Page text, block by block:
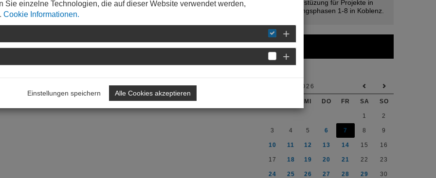
mbH (DGWZ)
2026 Unterstüzung für Projekte in
den Leistungsphasen 1-8 in Koblenz.
Kalender
AUGUST 2026
MI DO FR SA SO
1 2
3 4 5 6 7 8 9
10 11 12 13 14 15 16
17 18 19 20 21 22 23
24 25 26 27 28 29 30
Sie einzelne Technologien, die auf dieser Website verwendet werden,
Cookie Informationen.
Einstellungen speichern Alle Cookies akzeptieren